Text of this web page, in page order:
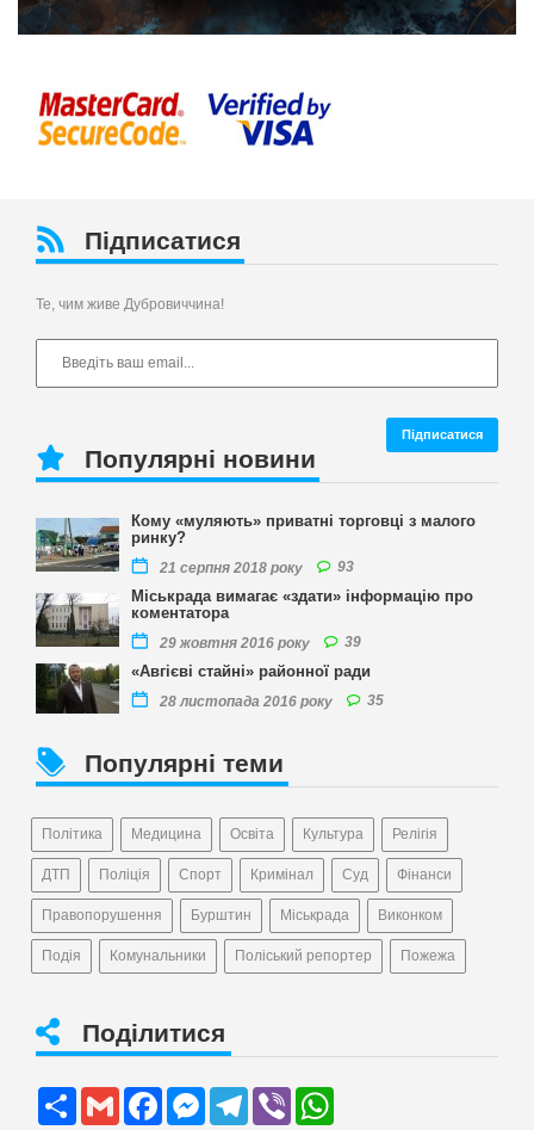
Підписатися
Те, чим живе Дубровиччина!
Популярні новини
Кому «муляють» приватні торговці з малого
ринку?
21 серпня 2018 року 93
Міськрада вимагає «здати» інформацію про
коментатора
29 жовтня 2016 року 39
«Авгієві стайні» районної ради
28 листопада 2016 року 35
Популярні теми
Політика Медицина Освіта Культура Релігія
ДТП Поліція Спорт Кримінал Суд Фінанси
Правопорушення Бурштин Міськрада Виконком
Подія Комунальники Поліський репортер Пожежа
Поділитися
Share Gmail FacebookMessengerTelegram
Viber